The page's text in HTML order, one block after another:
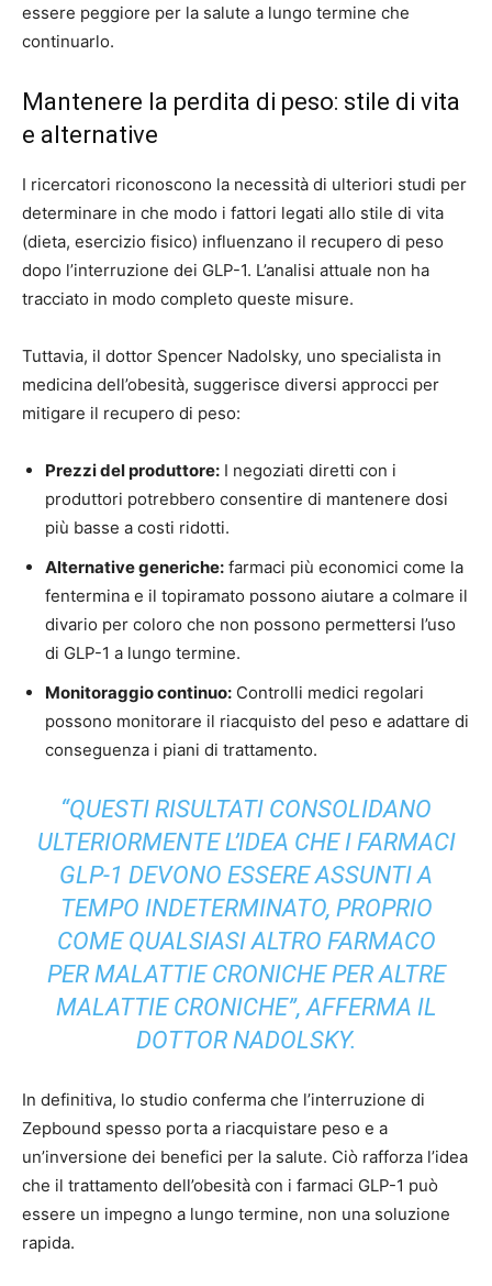
essere peggiore per la salute a lungo termine che
continuarlo.
Mantenere la perdita di peso: stile di vita
e alternative
I ricercatori riconoscono la necessità di ulteriori studi per
determinare in che modo i fattori legati allo stile di vita
(dieta, esercizio fisico) influenzano il recupero di peso
dopo l’interruzione dei GLP-1. L’analisi attuale non ha
tracciato in modo completo queste misure.
Tuttavia, il dottor Spencer Nadolsky, uno specialista in
medicina dell’obesità, suggerisce diversi approcci per
mitigare il recupero di peso:
Prezzi del produttore: I negoziati diretti con i
produttori potrebbero consentire di mantenere dosi
più basse a costi ridotti.
Alternative generiche: farmaci più economici come la
fentermina e il topiramato possono aiutare a colmare il
divario per coloro che non possono permettersi l’uso
di GLP-1 a lungo termine.
Monitoraggio continuo: Controlli medici regolari
possono monitorare il riacquisto del peso e adattare di
conseguenza i piani di trattamento.
“QUESTI RISULTATI CONSOLIDANO
ULTERIORMENTE L’IDEA CHE I FARMACI
GLP-1 DEVONO ESSERE ASSUNTI A
TEMPO INDETERMINATO, PROPRIO
COME QUALSIASI ALTRO FARMACO
PER MALATTIE CRONICHE PER ALTRE
MALATTIE CRONICHE”, AFFERMA IL
DOTTOR NADOLSKY.
In definitiva, lo studio conferma che l’interruzione di
Zepbound spesso porta a riacquistare peso e a
un’inversione dei benefici per la salute. Ciò rafforza l’idea
che il trattamento dell’obesità con i farmaci GLP-1 può
essere un impegno a lungo termine, non una soluzione
rapida.